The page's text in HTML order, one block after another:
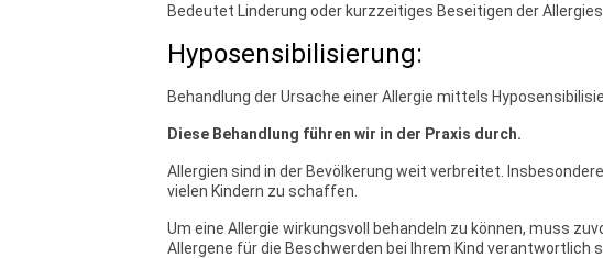
Bedeutet Linderung oder kurzzeitiges Beseitigen der
Hyposensibilisierung:
Behandlung der Ursache einer Allergie mittels
Diese Behandlung führen wir in der Praxis durch.
Allergien sind in der Bevölkerung weit verbreitet.
vielen Kindern zu schaffen.
Um eine Allergie wirkungsvoll behandeln zu können, muss
Allergene für die Beschwerden bei Ihrem Kind verantwortlich